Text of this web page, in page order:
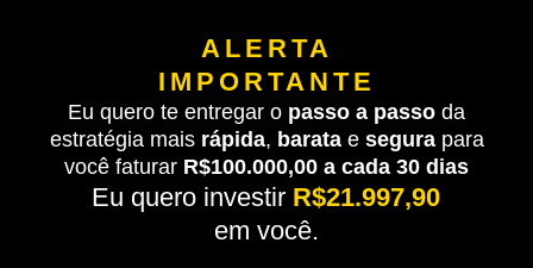
ALERTA
IMPORTANTE
Eu quero te entregar o passo a passo da
estratégia mais rápida, barata e segura para
você faturar R$100.000,00 a cada 30 dias
Eu quero investir R$21.997,90
em você.